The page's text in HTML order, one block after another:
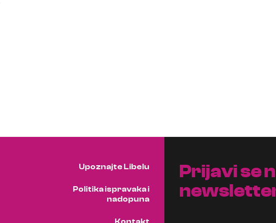
Upoznajte Libelu
Politika ispravaka i
nadopuna
Prijavi se